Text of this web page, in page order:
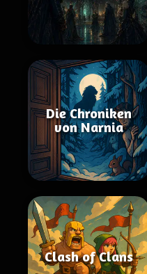
Die Chroniken
von Narnia
Clash of Clans